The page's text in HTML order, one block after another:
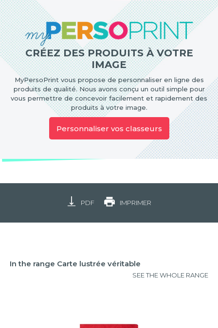
CRÉEZ DES PRODUITS À VOTRE
IMAGE
MyPersoPrint vous propose de personnaliser en ligne des
produits de qualité. Nous avons conçu un outil simple pour
vous permettre de concevoir facilement et rapidement des
produits à votre image.
Personnaliser vos classeurs
PDF IMPRIMER
In the range Carte lustrée véritable
SEE THE WHOLE RANGE